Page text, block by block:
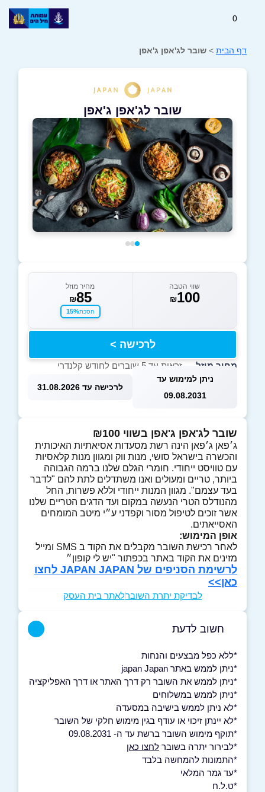
0
דף הבית > שובר לג'אפן ג'אפן
שובר לג'אפן ג'אפן
שווי הטבה
₪100
מחיר מוזל
₪85
חסכת15%
לרכישה >
מחיר מוזל — זכאות עד 5 שוברים לחודש קלנדרי
ניתן למימוש עד
09.08.2031
לרכישה עד 31.08.2026
שובר לג'אפן ג'אפן בשווי ₪100
ג׳פאן ג׳פאן הינה רשת מסעדות אסיאתיות האיכותית
והכשרה בישראל סושי, מנות ווק ומגוון מנות קלאסיות
עם טוויסט ייחודי. חומרי הגלם שלנו ברמה הגבוהה
ביותר, טריים ומעולים ואנו משתדלים לתת להם "לדבר
בעד עצמם". מגוון המנות ייחודי וללא פשרות, החל
מהנודלס הטרי הנעשה במקום ועד הדגים הטריים שלנו
אשר זוכים לטיפול מסור וקפדני ע״י מיטב המומחים
האסייאתים.
אופן המימוש:
לאחר רכישת השובר מקבלים את הקוד ב SMS ומייל
מזינים את הקוד באתר בכפתור "יש לי קופון״
לרשימת הסניפים של JAPAN JAPAN לחצו
כאן>>
לבדיקת יתרת השוברלאתר בית העסק
חשוב לדעת
*ללא כפל מבצעים והנחות
*ניתן לממש באתר japan Japan
*ניתן לממש את השובר רק דרך האתר או דרך האפליקציה
*ניתן לממש במשלוחים
*לא ניתן לממש בישיבה במסעדה
*לא יינתן זיכוי או עודף בגין מימוש חלקי של השובר
*תוקף מימוש השובר ברשת עד ה- 09.08.2031
*לבירור יתרה בשובר לחצו כאן
*התמונות להמחשה בלבד
*עד גמר המלאי
*ט.ל.ח